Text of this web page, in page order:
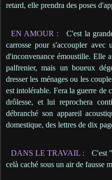
retard, elle prendra des poses
EN AMOUR :
C'est la
carrosse pour s'accoupler
d'inconvenance émoustille. Elle
palfrenier, mais un boueux
dresser les ménages ou les
est intolérable. Fera la guerre de
drôlesse, et lui reprochera
débranché son appareil
domestique, des lettres de dix
DANS LE TRAVAIL :
C'est
celà caché sous un air de fausse